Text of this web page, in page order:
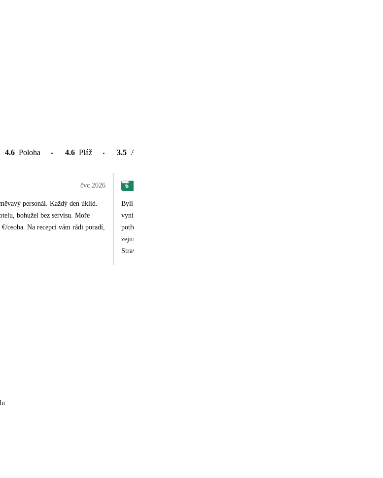
4.6 Poloha 4.6 Pláž 3.5 Atrakce v okolí
čvc 2026
personál. Každý den úklid.
bohužel bez servisu. Moře
osoba. Na recepci vám rádi poradí,
6
Byli jsme po roce opět s rodinou. Za rok přibylo nové dětské hřiště a nové tobogány. Hptel
vynikajicí. Úklid každý den , výměna ručníků ob den. Osušky k bazénu szdarmy, výměna
potřeby. V hotelu půjčovna aut, za ceny nižší než nabízí delegát (tam to ale máte s
zejména ty odrostlejší 13-15 (ty už nejsou na mini disko, na aktivity pro dospělé jsou malé,
Strava takřka celý den, když je člověk u bazénů a tobogánů nemusí na oběd, je tam bufer řeký, italský, salat bar, ovoce, ladký bar,